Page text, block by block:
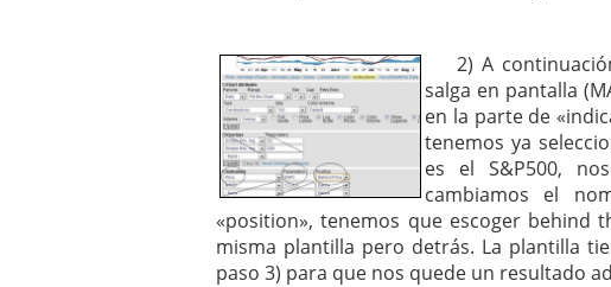
2) A
salga en pantalla
en la parte de
tenemos ya
es el S&P500,
cambiamos el
«position», tenemos que escoger behind
misma plantilla pero detrás. La plantilla
paso 3) para que nos quede un resultado